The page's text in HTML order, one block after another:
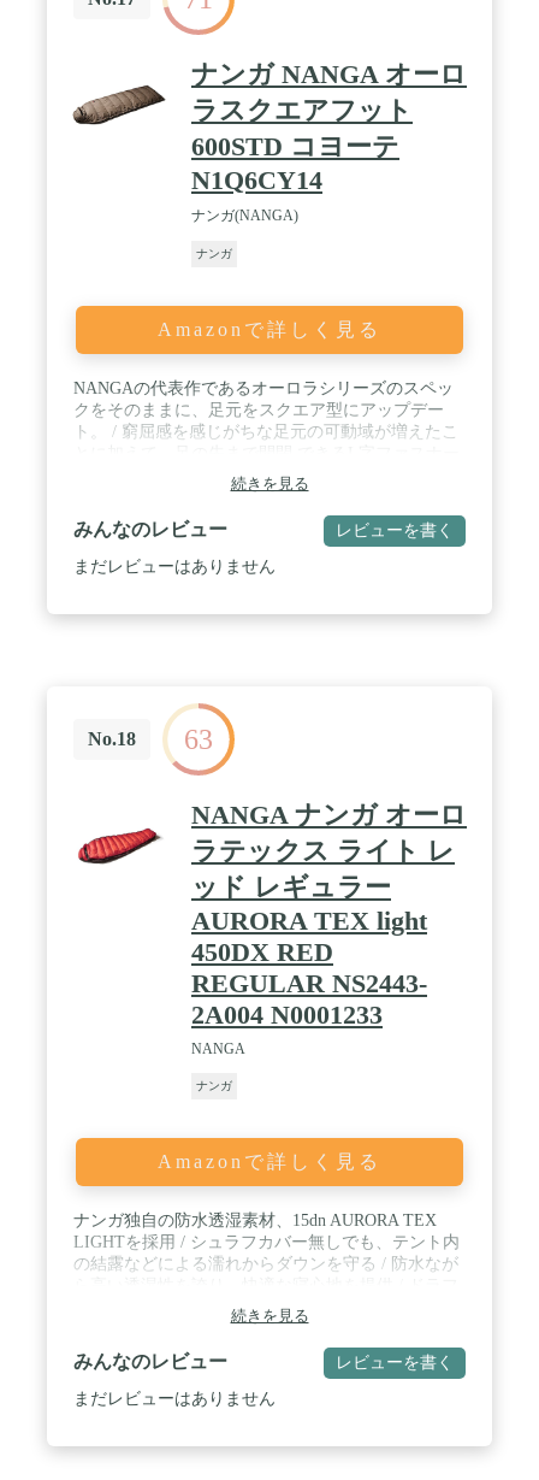
ナンガ NANGA オーロ
ラスクエアフット
600STD コヨーテ
N1Q6CY14
ナンガ(NANGA)
ナンガ
Amazonで詳しく見る
NANGAの代表作であるオーロラシリーズのスペッ
クをそのままに、足元をスクエア型にアップデー
ト。 / 窮屈感を感じがちな足元の可動域が増えたこ
も装備しています。 / フル開閉して布団のように使
えるように設計されています。 / 5-6月、9-10月のス
リーシーズンに使用するのに適したアイテムです。
/ 商品管理番号：nng-ns2244-2a019
続きを見る
みんなのレビュー レビューを書く
まだレビューはありません
No.18 63
NANGA ナンガ オーロ
ラテックス ライト レ
ッド レギュラー
AURORA TEX light
450DX RED
REGULAR NS2443-
2A004 N0001233
NANGA
ナンガ
Amazonで詳しく見る
ナンガ独自の防水透湿素材、15dn AURORA TEX
LIGHTを採用 / シュラフカバー無しでも、テント内
の結露などによる濡れからダウンを守る / 防水なが
トチューブを設けることで、ファスナーからの冷気
の侵入を防ぐ / 立体構造により、効率的な熱運用を
実現
続きを見る
みんなのレビュー レビューを書く
まだレビューはありません